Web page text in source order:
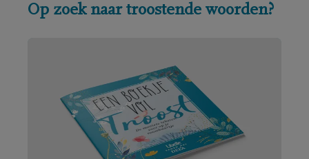
Op zoek naar troostende woorden?